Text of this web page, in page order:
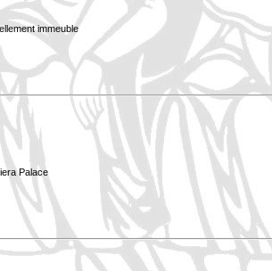
immeuble
Palace